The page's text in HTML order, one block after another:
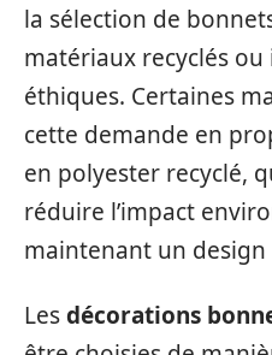
la sélection de
matériaux recyclés ou
éthiques. Certaines
cette demande en
en polyester recyclé,
réduire l’impact
maintenant un
Lesdécorations